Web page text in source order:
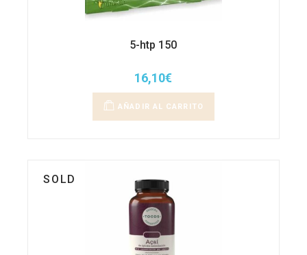
5-htp 150
16,10€
AÑADIR AL CARRITO
SOLD